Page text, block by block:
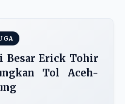
Besar Erick Tohir
Tol Aceh-